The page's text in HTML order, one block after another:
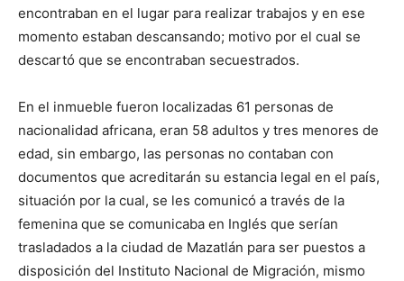
encontraban en el lugar para realizar trabajos y en ese
momento estaban descansando; motivo por el cual se
descartó que se encontraban secuestrados.
En el inmueble fueron localizadas 61 personas de
nacionalidad africana, eran 58 adultos y tres menores de
edad, sin embargo, las personas no contaban con
documentos que acreditarán su estancia legal en el país,
situación por la cual, se les comunicó a través de la
femenina que se comunicaba en Inglés que serían
trasladados a la ciudad de Mazatlán para ser puestos a
disposición del Instituto Nacional de Migración, mismo